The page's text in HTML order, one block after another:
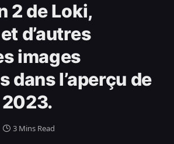
2 de Loki,
d’autres
images
dans l’aperçu de
3 Mins Read